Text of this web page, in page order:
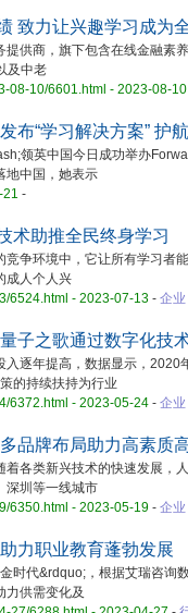
致力让兴趣学习成为
商，旗下包含在线金融素
及中老
08-10/6601.html - 2023-08-10
布“学习解决方案” 护
英中国今日成功举办
地中国，她表示
21 -
术助推全民终身学习
环境中，它让所有学习者
成人个人兴
6524.html - 2023-07-13 - 企业
子之歌通过数字化技
逐年提高，数据显示，2020
的持续扶持为行业
6372.html - 2023-05-24 - 企业
品牌布局助力高素质
类新兴技术的快速发展，
深圳等一线城市
6350.html - 2023-05-19 - 企业
力职业教育蓬勃发展
代&rdquo;，根据艾瑞咨询
力供需变化及